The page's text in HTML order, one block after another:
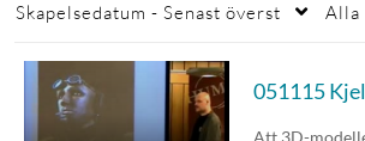
Skapelsedatum - Senast överst Alla